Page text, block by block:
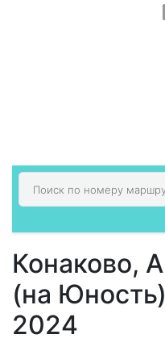
Конаково,
(на
2024